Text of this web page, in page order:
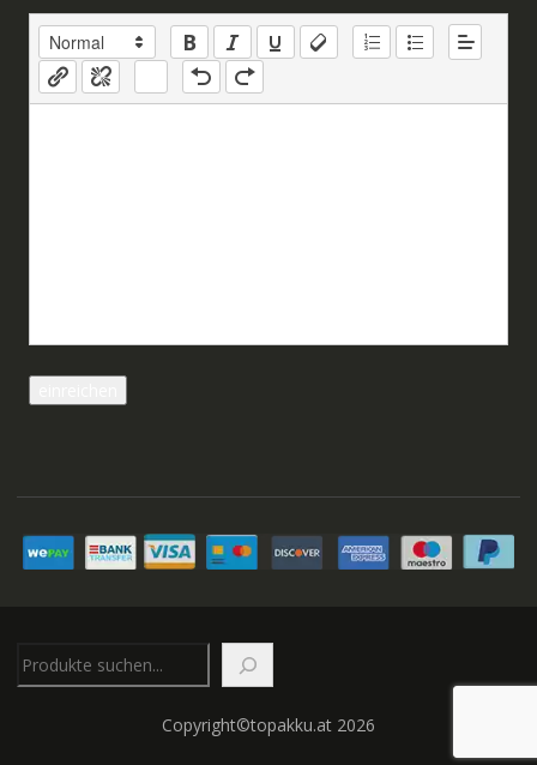
Copyright©topakku.at 2026